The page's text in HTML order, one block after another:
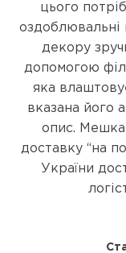
цього
оздоблювальні
декору
допомогою
яка
вказана його
опис.
доставку “на
України